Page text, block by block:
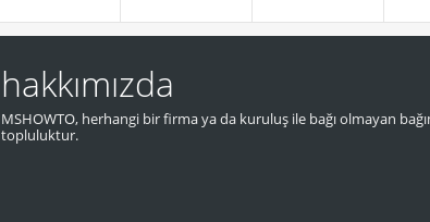
hakkımızda
MSHOWTO, herhangi bir firma ya da kuruluş ile bağı olmayan
topluluktur.